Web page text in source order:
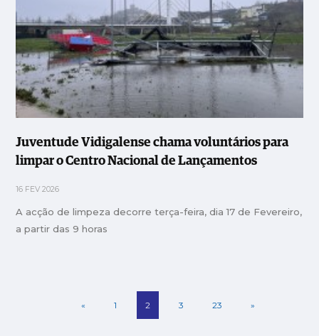
Juventude Vidigalense chama voluntários para
limpar o Centro Nacional de Lançamentos
16 FEV 2026
A acção de limpeza decorre terça-feira, dia 17 de Fevereiro,
a partir das 9 horas
« 1 2 3 23 »